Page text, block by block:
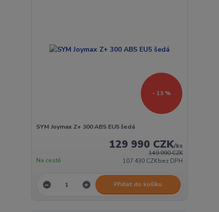
- 13 %
SYM Joymax Z+ 300 ABS EU5 šedá
149 990 CZK
129 990 CZK/ks
107 430 CZKbez DPH
Na cestě
Přidat do košíku